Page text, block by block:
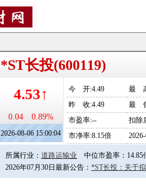
*ST长投(600119)
4.53↑
0.04 0.89%
2026-08-06 15:00:04
今 开:4.49 最
昨
收:4.49 最
市盈率:--
扣除
市净率:8.15倍
所属行业： 道路运输业 中位市盈率：14.85
2026年07月30日最新公告： *ST长投：关于